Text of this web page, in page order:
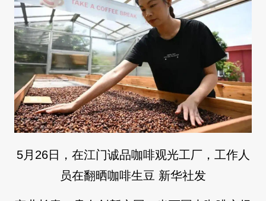
5月26日，在江门诚品咖啡观光工厂，工作人
员在翻晒咖啡生豆 新华社发